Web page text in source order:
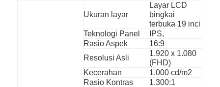
Panel LCD Bingkai Terbuka
LCD Terikat Secara Optik
Monitor LCD Bingkai Terbuka
Ukuran layar
Layar LCD
bingkai
terbuka 19 inci
Teknologi Panel
IPS,
Rasio Aspek
16:9
Resolusi Asli
1.920 x 1.080
(FHD)
Kecerahan
1.000 cd/m2
Rasio Kontras
1.300:1